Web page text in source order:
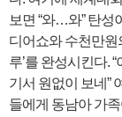
보면 “와…와” 탄성
디어쇼와 수천만원
루’를 완성시킨다.
기서 원없이 보네”
들에게 동남아 가